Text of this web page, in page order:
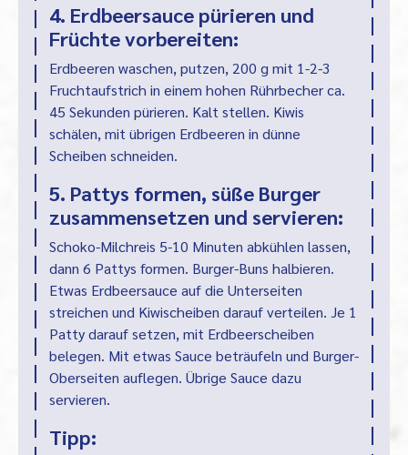
4. Erdbeersauce pürieren und
Früchte vorbereiten:
Erdbeeren waschen, putzen, 200 g mit 1-2-3
Fruchtaufstrich in einem hohen Rührbecher ca.
45 Sekunden pürieren. Kalt stellen. Kiwis
schälen, mit übrigen Erdbeeren in dünne
Scheiben schneiden.
5. Pattys formen, süße Burger
zusammensetzen und servieren:
Schoko-Milchreis 5-10 Minuten abkühlen lassen,
dann 6 Pattys formen. Burger-Buns halbieren.
Etwas Erdbeersauce auf die Unterseiten
streichen und Kiwischeiben darauf verteilen. Je 1
Patty darauf setzen, mit Erdbeerscheiben
belegen. Mit etwas Sauce beträufeln und Burger-
Oberseiten auflegen. Übrige Sauce dazu
servieren.
Tipp: